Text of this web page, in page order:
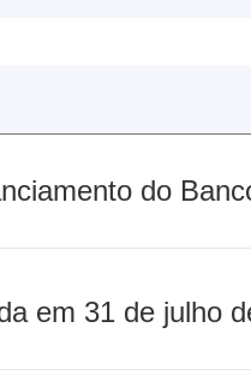
do
em 31 de julho